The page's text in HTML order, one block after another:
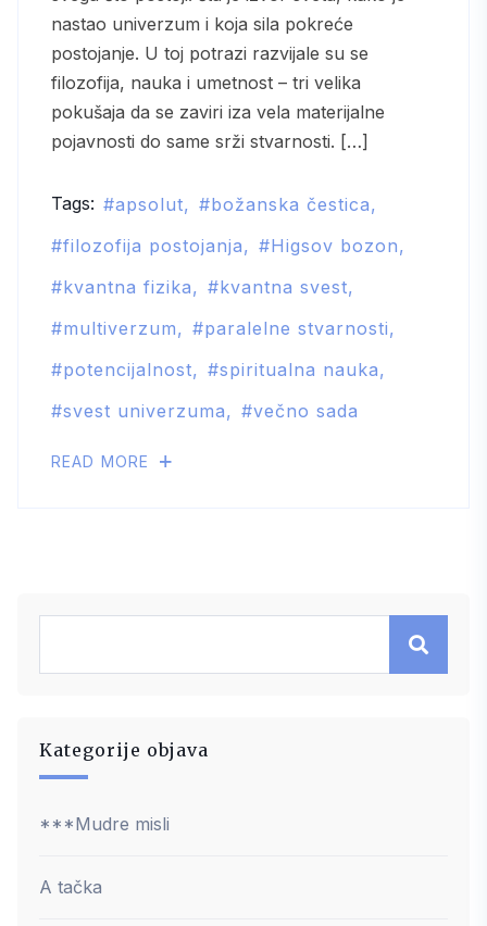
nastao univerzum i koja sila pokreće
postojanje. U toj potrazi razvijale su se
filozofija, nauka i umetnost – tri velika
pokušaja da se zaviri iza vela materijalne
pojavnosti do same srži stvarnosti. […]
Tags: apsolut
božanska čestica
filozofija postojanja
Higsov bozon
kvantna fizika
kvantna svest
multiverzum
paralelne stvarnosti
potencijalnost
spiritualna nauka
svest univerzuma
večno sada
READ MORE
Kategorije objava
***Mudre misli
A tačka